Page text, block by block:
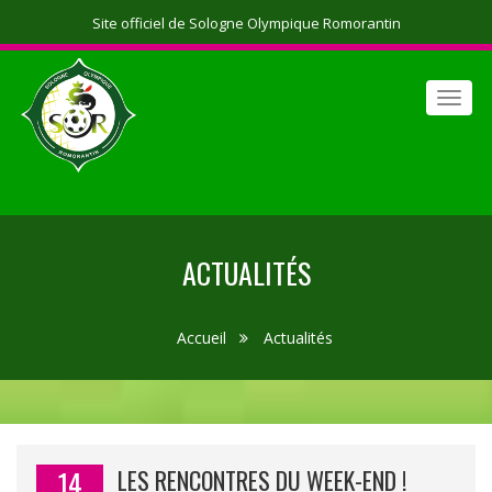
Site officiel de Sologne Olympique Romorantin
ACTUALITÉS
Accueil Actualités
LES RENCONTRES DU WEEK-END !